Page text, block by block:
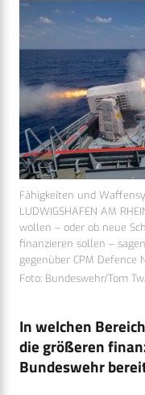
Fähigkeiten und
LUDWIGSHAFEN AM
wollen – oder ob neue
finanzieren sollen –
gegenüber CPM Defence
Foto: Bundeswehr/Tom
In welchen
die größeren
Bundeswehr